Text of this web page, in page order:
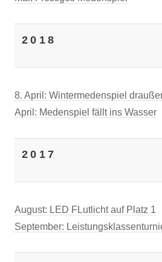
2018
8. April: Wintermedenspiel
April: Medenspiel fällt ins Wasser
2017
August: LED FLutlicht auf Platz 1
September: